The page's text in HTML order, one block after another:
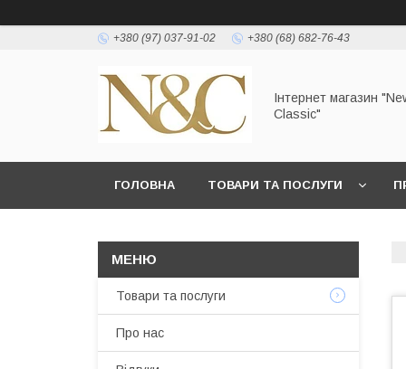
+380 (97) 037-91-02 +380 (68) 682-76-43
Інтернет магазин
Classic"
ГОЛОВНА ТОВАРИ ТА ПОСЛУГИ
Товари та послуги
Про нас